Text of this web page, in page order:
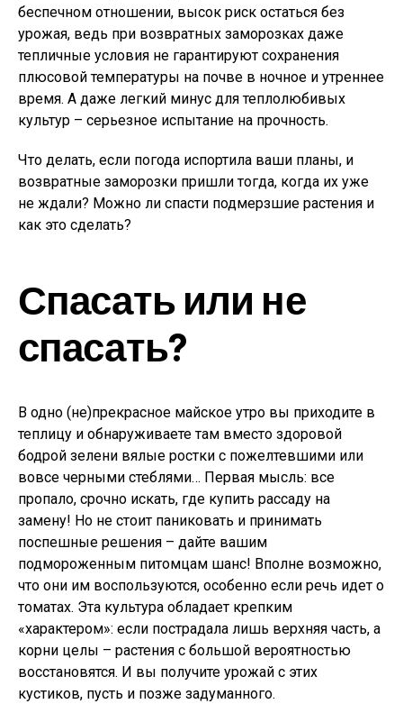
беспечном отношении, высок риск остаться без
урожая, ведь при возвратных заморозках даже
тепличные условия не гарантируют сохранения
плюсовой температуры на почве в ночное и утреннее
время. А даже легкий минус для теплолюбивых
культур – серьезное испытание на прочность.
Что делать, если погода испортила ваши планы, и
возвратные заморозки пришли тогда, когда их уже
не ждали? Можно ли спасти подмерзшие растения и
как это сделать?
Спасать или не
спасать?
В одно (не)прекрасное майское утро вы приходите в
теплицу и обнаруживаете там вместо здоровой
бодрой зелени вялые ростки с пожелтевшими или
вовсе черными стеблями… Первая мысль: все
пропало, срочно искать, где купить рассаду на
замену! Но не стоит паниковать и принимать
поспешные решения – дайте вашим
подмороженным питомцам шанс! Вполне возможно,
что они им воспользуются, особенно если речь идет о
томатах. Эта культура обладает крепким
«характером»: если пострадала лишь верхняя часть, а
корни целы – растения с большой вероятностью
восстановятся. И вы получите урожай с этих
кустиков, пусть и позже задуманного.